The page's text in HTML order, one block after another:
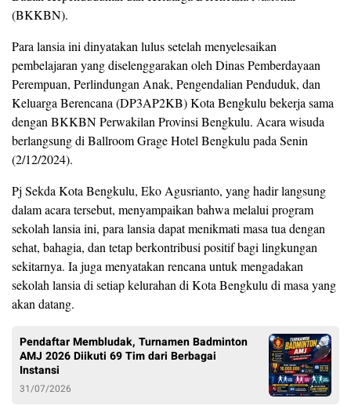
(BKKBN).
Para lansia ini dinyatakan lulus setelah menyelesaikan
pembelajaran yang diselenggarakan oleh Dinas Pemberdayaan
Perempuan, Perlindungan Anak, Pengendalian Penduduk, dan
Keluarga Berencana (DP3AP2KB) Kota Bengkulu bekerja sama
dengan BKKBN Perwakilan Provinsi Bengkulu. Acara wisuda
berlangsung di Ballroom Grage Hotel Bengkulu pada Senin
(2/12/2024).
Pj Sekda Kota Bengkulu, Eko Agusrianto, yang hadir langsung
dalam acara tersebut, menyampaikan bahwa melalui program
sekolah lansia ini, para lansia dapat menikmati masa tua dengan
sehat, bahagia, dan tetap berkontribusi positif bagi lingkungan
sekitarnya. Ia juga menyatakan rencana untuk mengadakan
sekolah lansia di setiap kelurahan di Kota Bengkulu di masa yang
akan datang.
Pendaftar Membludak, Turnamen Badminton
AMJ 2026 Diikuti 69 Tim dari Berbagai
Instansi
31/07/2026